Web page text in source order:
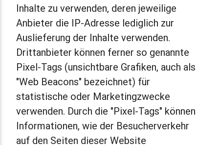
Inhalte zu verwenden, deren jeweilige
Anbieter die IP-Adresse lediglich zur
Auslieferung der Inhalte verwenden.
Drittanbieter können ferner so genannte
Pixel-Tags (unsichtbare Grafiken, auch als
"Web Beacons" bezeichnet) für
statistische oder Marketingzwecke
verwenden. Durch die "Pixel-Tags" können
Informationen, wie der Besucherverkehr
auf den Seiten dieser Website